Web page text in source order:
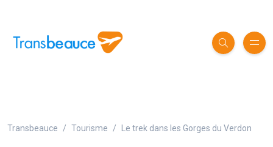
Transbeauce Tourisme Le trek dans les Gorges du Verdon